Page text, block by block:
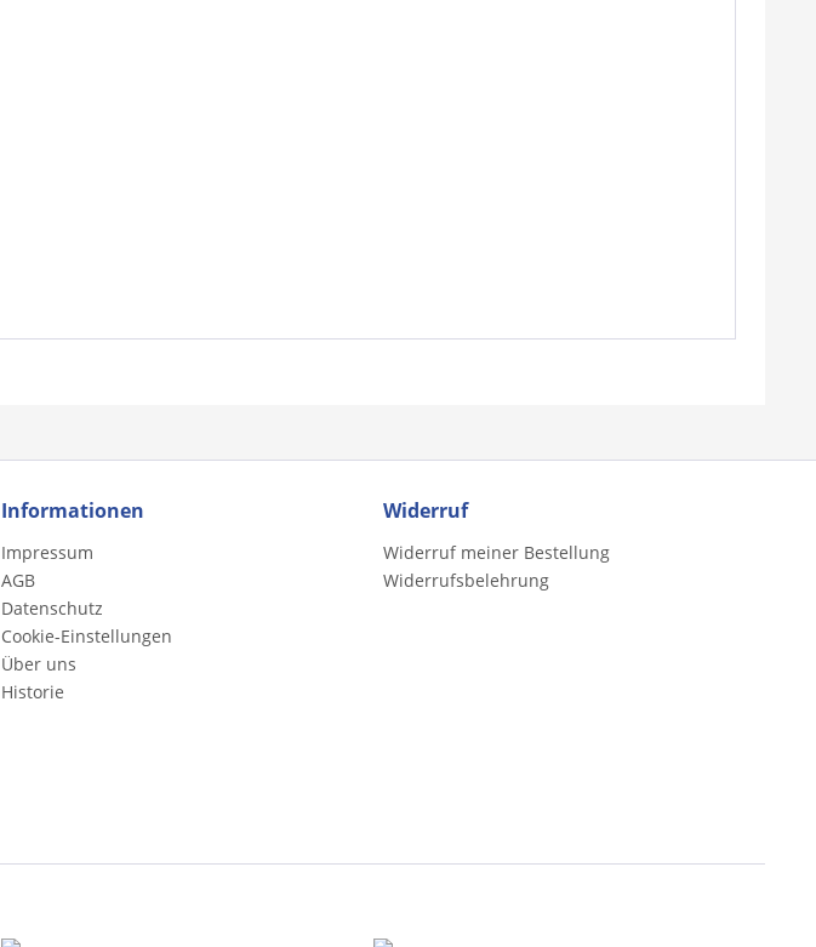
Informationen
Impressum
AGB
Datenschutz
Cookie-Einstellungen
Über uns
Historie
Widerruf
Widerruf meiner Bestellung
Widerrufsbelehrung